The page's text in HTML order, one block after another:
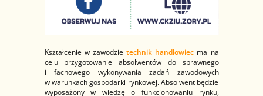
Kształcenie w zawodzie technik handlowiec ma na
celu przygotowanie absolwentów do sprawnego
i fachowego wykonywania zadań zawodowych
w warunkach gospodarki rynkowej. Absolwent będzie
wyposażony w wiedzę o funkcjonowaniu rynku,